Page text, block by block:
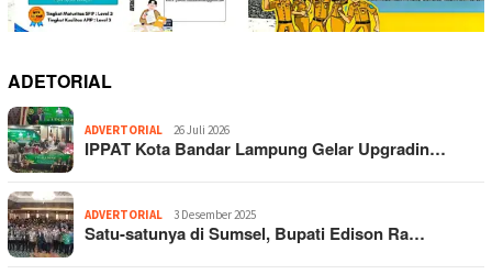
ADETORIAL
ADVERTORIAL 26 Juli 2026
IPPAT Kota Bandar Lampung Gelar Upgradin…
ADVERTORIAL 3 Desember 2025
Satu-satunya di Sumsel, Bupati Edison Ra…